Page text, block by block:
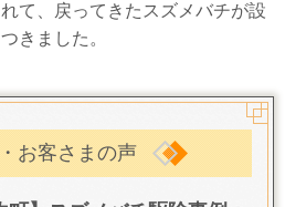
て、戻ってきたスズメバチが設
きました。
お客さまの声